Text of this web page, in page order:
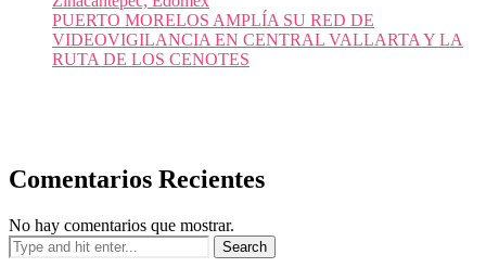
PUERTO MORELOS AMPLÍA SU RED DE
VIDEOVIGILANCIA EN CENTRAL VALLARTA Y LA
RUTA DE LOS CENOTES
Comentarios Recientes
No hay comentarios que mostrar.